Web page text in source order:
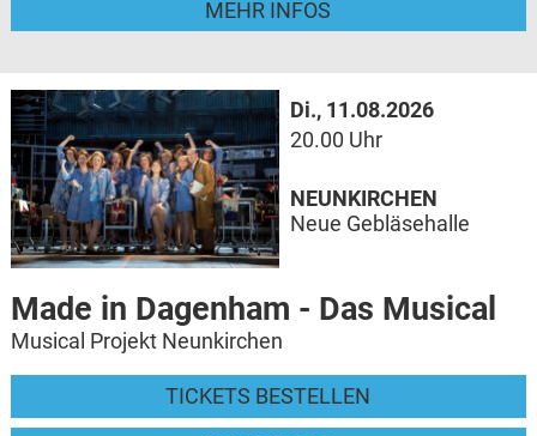
MEHR INFOS
Di., 11.08.2026
20.00 Uhr
Made in Dagenham - Das Musical
Musical Projekt Neunkirchen
TICKETS BESTELLEN
NEUNKIRCHEN
Neue Gebläsehalle